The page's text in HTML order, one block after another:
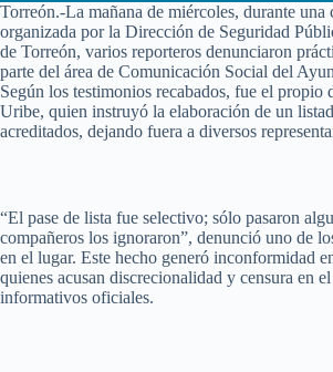
Torreón.-La mañana de miércoles, durante una
organizada por la Dirección de Seguridad
de Torreón, varios reporteros denunciaron
parte del área de Comunicación Social del
Según los testimonios recabados, fue el propio
Uribe, quien instruyó la elaboración de un
acreditados, dejando fuera a diversos
“El pase de lista fue selectivo; sólo pasaron
compañeros los ignoraron”, denunció uno de
en el lugar. Este hecho generó inconformidad
quienes acusan discrecionalidad y censura en
informativos oficiales.